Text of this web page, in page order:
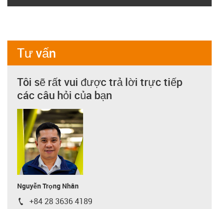
Tư vấn
Tôi sẽ rất vui được trả lời trực tiếp
các câu hỏi của bạn
Nguyễn Trọng Nhân
igus-icon-phone
+84 28 3636 4189